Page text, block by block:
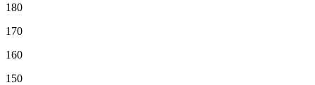
180
170
160
150